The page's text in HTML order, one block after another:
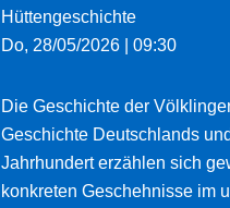
Hüttengeschichte
Do, 28/05/2026 | 09:30
Die Geschichte der
Geschichte Deutschlands
Jahrhundert erzählen sich
konkreten Geschehnisse im